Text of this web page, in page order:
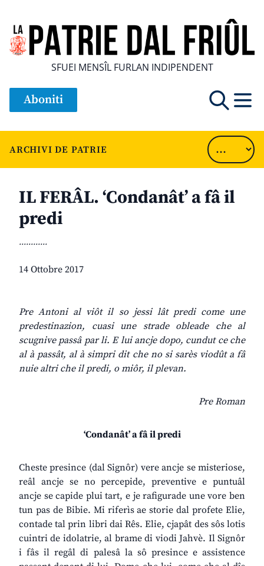
SFUEI MENSÎL FURLAN INDIPENDENT
Aboniti
ARCHIVI DE PATRIE
IL FERÂL. ‘Condanât’ a fâ il
predi
............
14 Ottobre 2017
Pre Antoni al viôt il so jessi lât predi come une
predestinazion, cuasi une strade obleade che al
scugnive passâ par li. E lui ancje dopo, cundut ce che
al à passât, al à simpri dit che no si sarès viodût a fâ
nuie altri che il predi, o miôr, il plevan.
Pre Roman
‘Condanât’ a fâ il predi
Cheste presince (dal Signôr) vere ancje se misteriose,
reâl ancje se no percepide, preventive e puntuâl
ancje se capide plui tart, e je rafigurade une vore ben
tun pas de Bibie. Mi riferìs ae storie dal profete Elie,
contade tal prin libri dai Rês. Elie, cjapât des sôs lotis
cuintri de idolatrie, al brame di viodi Jahvè. Il Signôr
i fâs il regâl di palesâ la sô presince e assistence